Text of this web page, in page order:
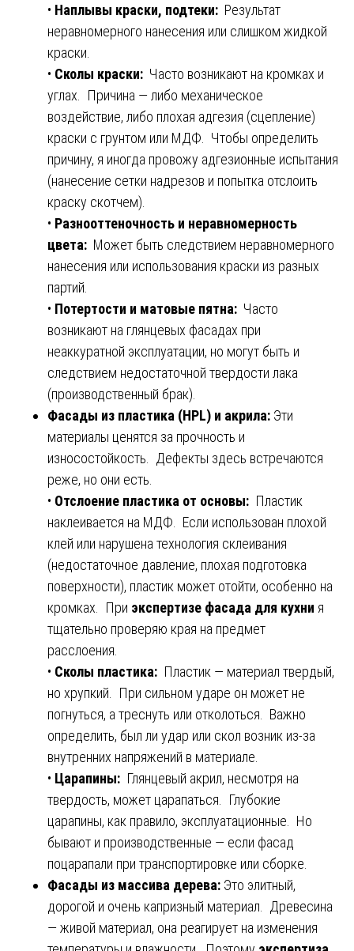
• Наплывы краски, подтеки: Результат
неравномерного нанесения или слишком жидкой
краски.
• Сколы краски: Часто возникают на кромках и
углах. Причина — либо механическое
воздействие, либо плохая адгезия (сцепление)
краски с грунтом или МДФ. Чтобы определить
причину, я иногда провожу адгезионные испытания
(нанесение сетки надрезов и попытка отслоить
краску скотчем).
• Разнооттеночность и неравномерность
цвета: Может быть следствием неравномерного
нанесения или использования краски из разных
партий.
• Потертости и матовые пятна: Часто
возникают на глянцевых фасадах при
неаккуратной эксплуатации, но могут быть и
следствием недостаточной твердости лака
(производственный брак).
Фасады из пластика (HPL) и акрила: Эти
материалы ценятся за прочность и
износостойкость. Дефекты здесь встречаются
реже, но они есть.
• Отслоение пластика от основы: Пластик
наклеивается на МДФ. Если использован плохой
клей или нарушена технология склеивания
(недостаточное давление, плохая подготовка
поверхности), пластик может отойти, особенно на
кромках. При экспертизе фасада для кухни я
тщательно проверяю края на предмет
расслоения.
• Сколы пластика: Пластик — материал твердый,
но хрупкий. При сильном ударе он может не
погнуться, а треснуть или отколоться. Важно
определить, был ли удар или скол возник из-за
внутренних напряжений в материале.
• Царапины: Глянцевый акрил, несмотря на
твердость, может царапаться. Глубокие
царапины, как правило, эксплуатационные. Но
бывают и производственные — если фасад
поцарапали при транспортировке или сборке.
Фасады из массива дерева: Это элитный,
дорогой и очень капризный материал. Древесина
— живой материал, она реагирует на изменения